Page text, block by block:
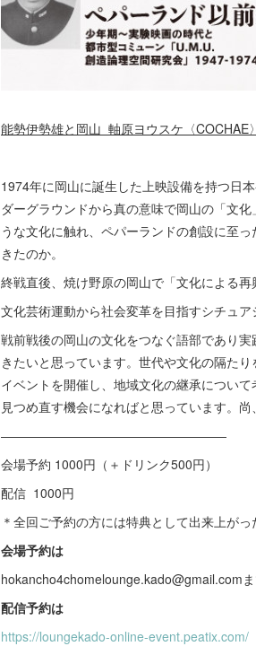
能勢伊勢雄と岡山 軸原ヨウスケ〈COCHAE
1974年に岡山に誕生した上映設備を持つ日
ダーグラウンドから真の意味で岡山の「文
うな文化に触れ、ペパーランドの創設に至
きたのか。
終戦直後、焼け野原の岡山で「文化による
文化芸術運動から社会変革を目指すシチュア
戦前戦後の岡山の文化をつなぐ語部であり
きたいと思っています。世代や文化の隔た
イベントを開催し、地域文化の継承につい
見つめ直す機会になればと思っています。
――――――――――――――――――
会場予約 1000円（＋ドリンク500円）
配信 1000円
＊全回ご予約の方には特典として出来上が
会場予約は
hokancho4chomelounge.kado@gmail.com
配信予約は
https://loungekado-online-event.peatix.com/